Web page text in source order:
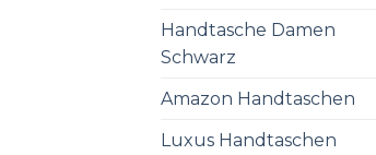
Handtasche Damen
Schwarz
Amazon Handtaschen
Luxus Handtaschen